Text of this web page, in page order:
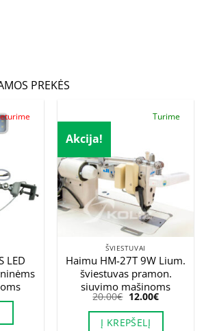
PREKĖS
LED
Akcija!
Turime
ŠVIESTUVAI
Haimu HM-27T 9W Lium.
šviestuvas pramon.
siuvimo mašinoms
20.00€ Original
price
was:
20.00€.
12.00€Current
price
is:
Į KREPŠELĮ